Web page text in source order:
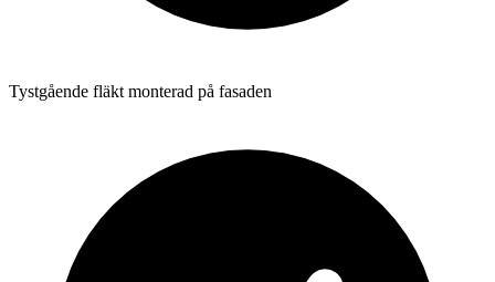
Tystgående fläkt monterad på fasaden